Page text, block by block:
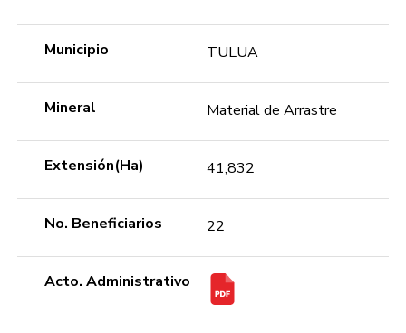
Municipio TULUA
Mineral Material de Arrastre
Extensión(Ha) 41,832
No. Beneficiarios 22
Acto. Administrativo